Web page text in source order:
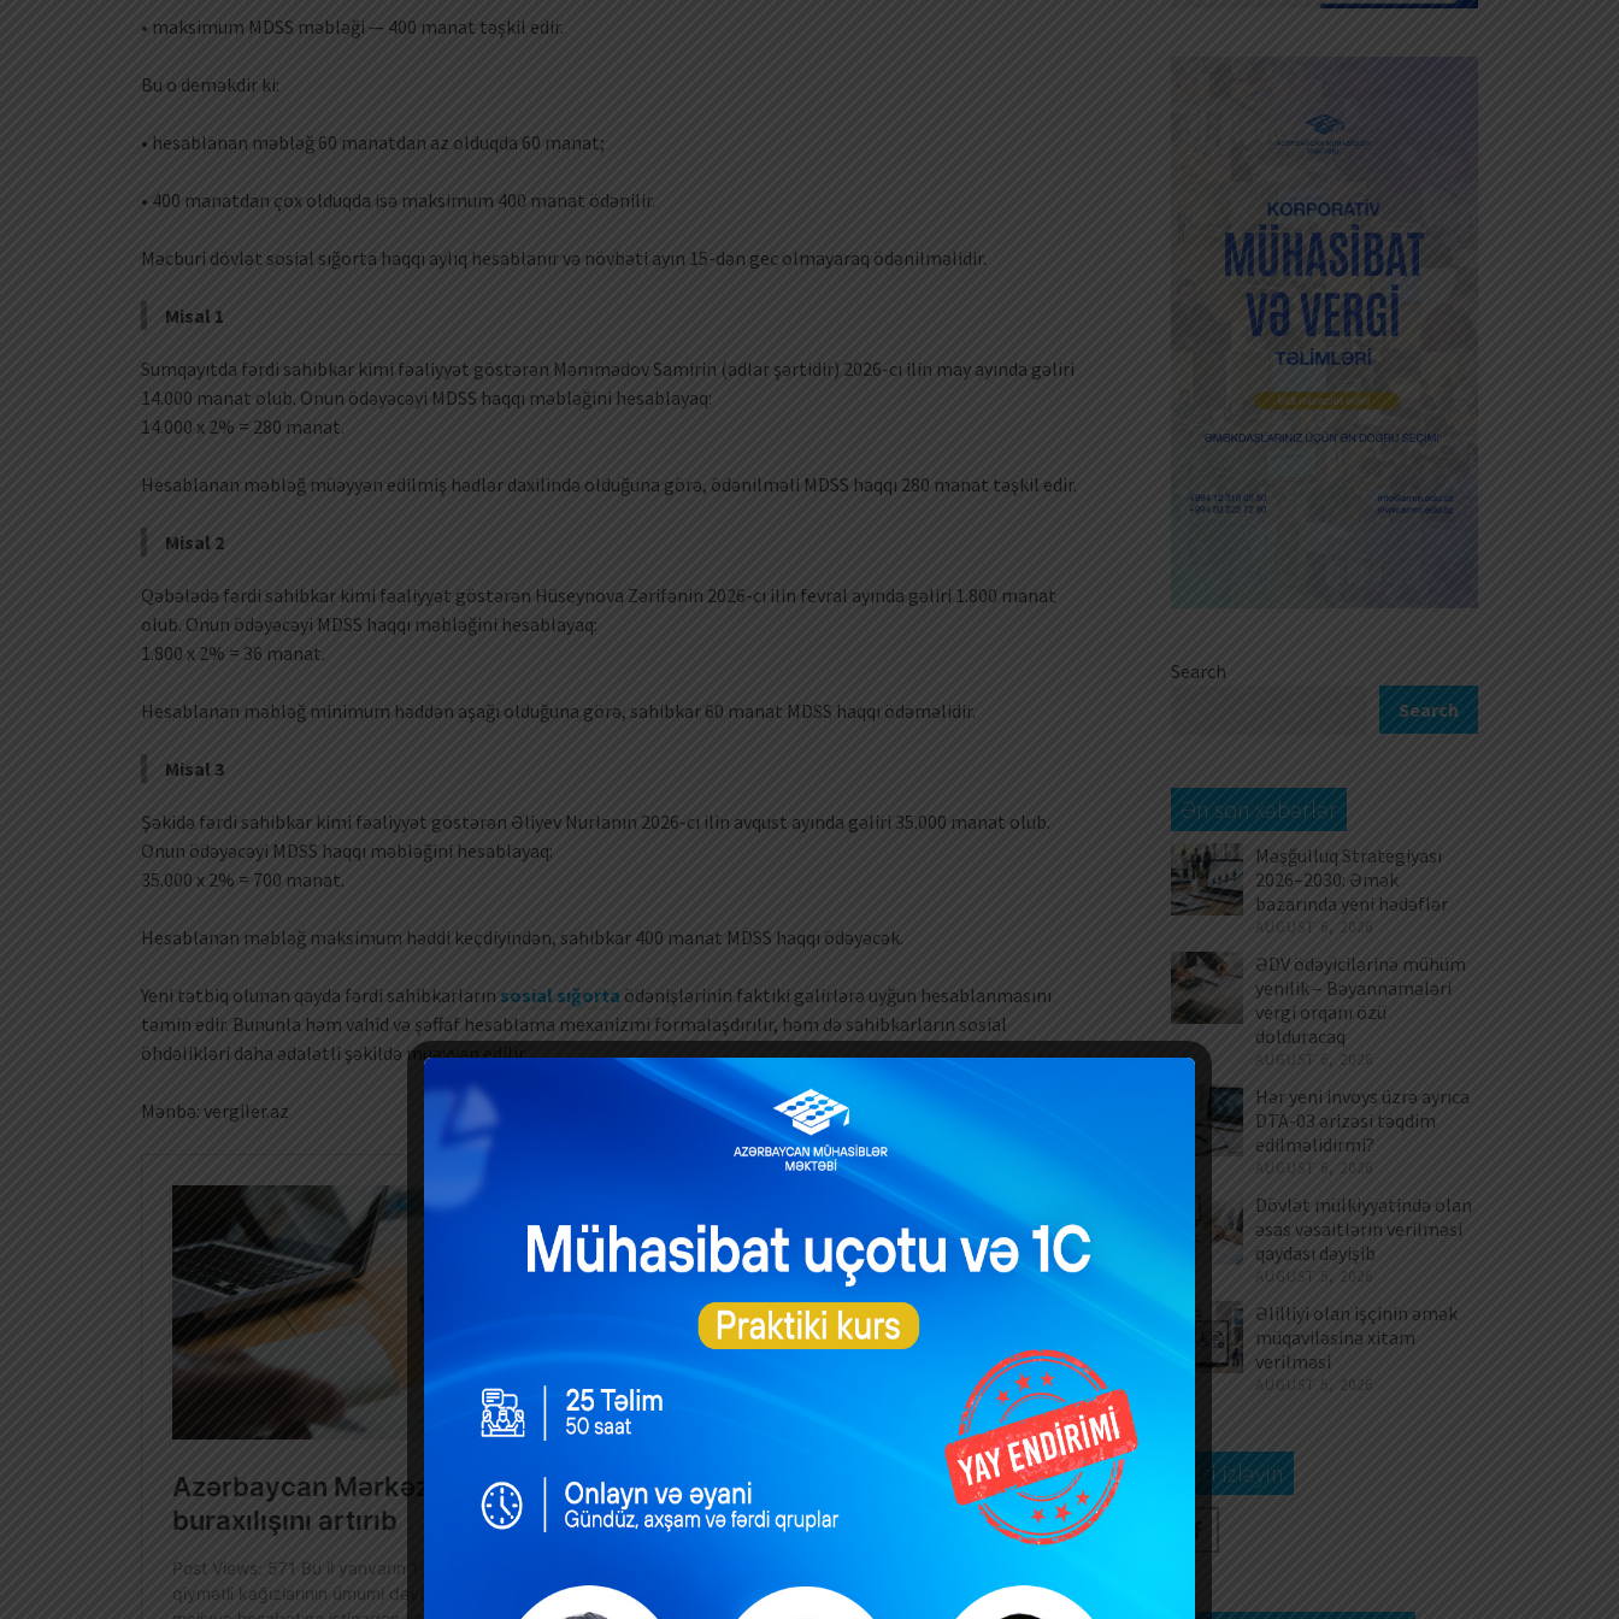
• maksimum MDSS məbləği — 400 manat təşkil edir.
Bu o deməkdir ki:
• hesablanan məbləğ 60 manatdan az olduqda 60 manat;
• 400 manatdan çox olduqda isə maksimum 400 manat ödənilir.
Məcburi dövlət sosial sığorta haqqı aylıq hesablanır və növbəti ayın 15-dən gec olmayaraq ödənilməlidir.
Misal 1
Sumqayıtda fərdi sahibkar kimi fəaliyyət göstərən Məmmədov Samirin (adlar şərtidir) 2026-cı ilin may ayında gəliri
14.000 manat olub. Onun ödəyəcəyi MDSS haqqı məbləğini hesablayaq:
14.000 x 2% = 280 manat.
Hesablanan məbləğ müəyyən edilmiş hədlər daxilində olduğuna görə, ödənilməli MDSS haqqı 280 manat təşkil edir.
Misal 2
Qəbələdə fərdi sahibkar kimi fəaliyyət göstərən Hüseynova Zərifənin 2026-cı ilin fevral ayında gəliri 1.800 manat
olub. Onun ödəyəcəyi MDSS haqqı məbləğini hesablayaq:
1.800 x 2% = 36 manat.
Hesablanan məbləğ minimum həddən aşağı olduğuna görə, sahibkar 60 manat MDSS haqqı ödəməlidir.
Misal 3
Şəkidə fərdi sahibkar kimi fəaliyyət göstərən Əliyev Nurlanın 2026-cı ilin avqust ayında gəliri 35.000 manat olub.
Onun ödəyəcəyi MDSS haqqı məbləğini hesablayaq:
35.000 x 2% = 700 manat.
Hesablanan məbləğ maksimum həddi keçdiyindən, sahibkar 400 manat MDSS haqqı ödəyəcək.
Yeni tətbiq olunan qayda fərdi sahibkarların sosial sığorta ödənişlərinin faktiki gəlirlərə uyğun hesablanmasını
təmin edir. Bununla həm vahid və şəffaf hesablama mexanizmi formalaşdırılır, həm də sahibkarların sosial
öhdəlikləri daha ədalətli şəkildə müəyyən edilir.
Mənbə: vergiler.az
Search
Search
Ən son xəbərlər
Məşğulluq Strategiyası
2026–2030: Əmək
bazarında yeni hədəflər
AUGUST 6, 2026
ƏDV ödəyicilərinə mühüm
yenilik – Bəyannamələri
vergi orqanı özü
dolduracaq
AUGUST 6, 2026
Hər yeni invoys üzrə ayrıca
DTA-03 ərizəsi təqdim
edilməlidirmi?
AUGUST 6, 2026
Dövlət mülkiyyətində olan
əsas vəsaitlərin verilməsi
qaydası dəyişib
AUGUST 5, 2026
Əlilliyi olan işçinin əmək
müqaviləsinə xitam
verilməsi
AUGUST 5, 2026
Bizi izləyin